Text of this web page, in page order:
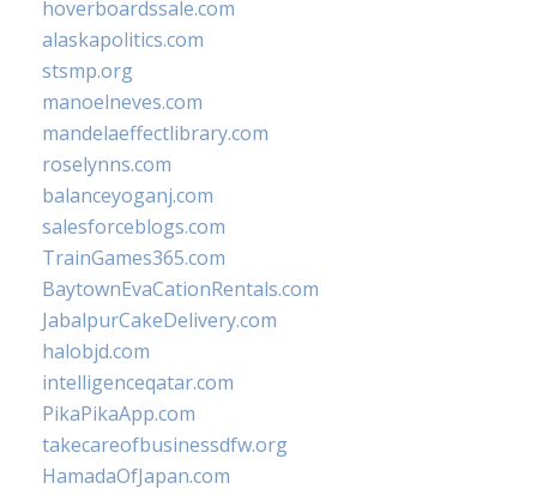
hoverboardssale.com
alaskapolitics.com
stsmp.org
manoelneves.com
mandelaeffectlibrary.com
roselynns.com
balanceyoganj.com
salesforceblogs.com
TrainGames365.com
BaytownEvaCationRentals.com
JabalpurCakeDelivery.com
halobjd.com
intelligenceqatar.com
PikaPikaApp.com
takecareofbusinessdfw.org
HamadaOfJapan.com